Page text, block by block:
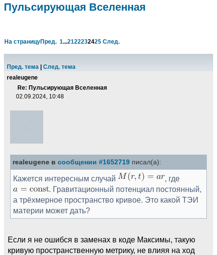
Пульсирующая Вселенная
На страницуПред. 1...2122232425 След.
Пред. тема
След. тема
realeugene
Re: Пульсирующая Вселенная
02.09.2024, 10:48
realeugene в сообщении #1652719 писал(а):
Кажется интересным случай
, где
. Гравитационный потенциал постоянный,
а трёхмерное пространство кривое. Это какой ТЭИ
материи может дать?
Если я не ошибся в заменах в коде Максимы, такую
кривую пространственную метрику, не влияя на ход